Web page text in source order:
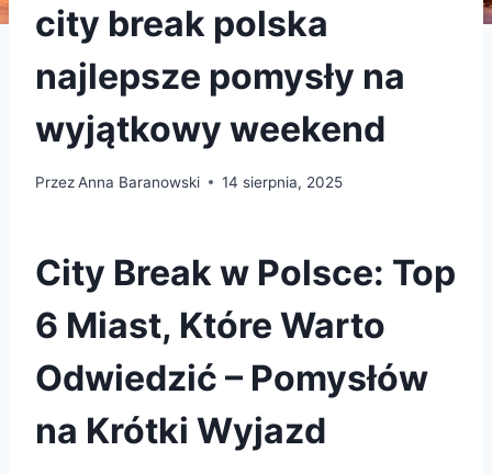
city break polska
najlepsze pomysły na
wyjątkowy weekend
PrzezAnna Baranowski 14 sierpnia, 2025
City Break w Polsce: Top
6 Miast, Które Warto
Odwiedzić – Pomysłów
na Krótki Wyjazd